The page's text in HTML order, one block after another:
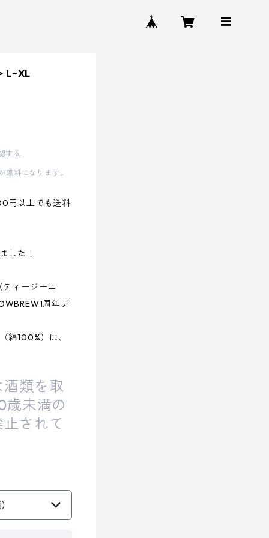
L~XL
する
料になります。
円以上でも送料
した！
ィージーエ
周年デ
綿100%）は、
類を取
歳未満の
されて